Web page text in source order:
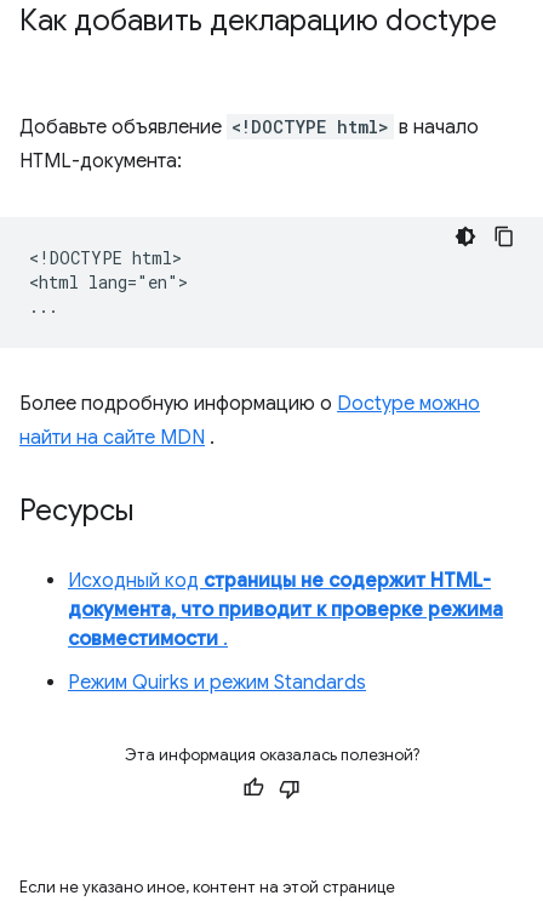
Как добавить декларацию doctype
Добавьте объявление <!DOCTYPE html> в начало
HTML-документа:
<!DOCTYPE html>
<html lang="en">
Более подробную информацию о Doctype можно
найти на сайте MDN .
Ресурсы
Исходный код страницы не содержит HTML-
документа, что приводит к проверке режима
совместимости .
Режим Quirks и режим Standards
Эта информация оказалась полезной?
Если не указано иное, контент на этой странице